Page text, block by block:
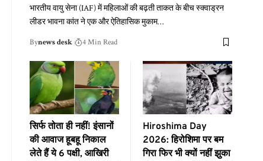
भारतीय वायु सेना (IAF) में महिलाओं की बढ़ती ताकत के बीच स्क्वाड्रन
लीडर भावना कांत ने एक और ऐतिहासिक मुकाम…
Bynews desk 4 Min Read
सिर्फ तोता ही नहीं! इंसानों
की आवाज हूबहू निकाल
लेते हैं ये 6 पक्षी, आखिरी
Hiroshima Day
2026: हिरोशिमा पर बम
गिरा फिर भी क्यों नहीं झुका